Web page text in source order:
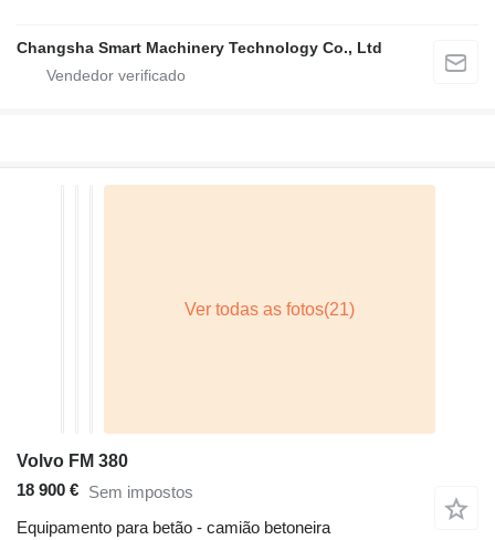
Changsha Smart Machinery Technology Co., Ltd
Volvo FM 380
18 900 € Sem impostos
Equipamento para betão - camião betoneira